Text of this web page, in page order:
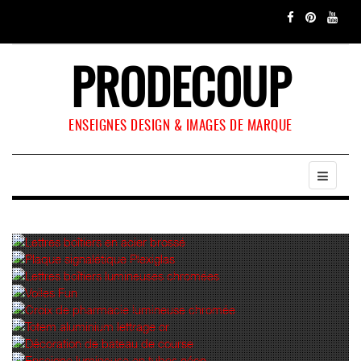
PRODECOUP
ENSEIGNES DESIGN & IMAGES DE MARQUE